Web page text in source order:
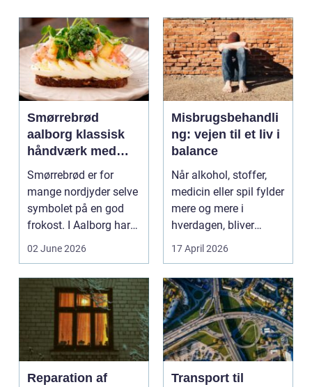
Smørrebrød
aalborg klassisk
håndværk med
moderne twist
Smørrebrød er for
mange nordjyder selve
symbolet på en god
frokost. I Aalborg har
den klassiske spis...
02 June 2026
Misbrugsbehandli
ng: vejen til et liv i
balance
Når alkohol, stoffer,
medicin eller spil fylder
mere og mere i
hverdagen, bliver
grænsen...
17 April 2026
Reparation af
Transport til